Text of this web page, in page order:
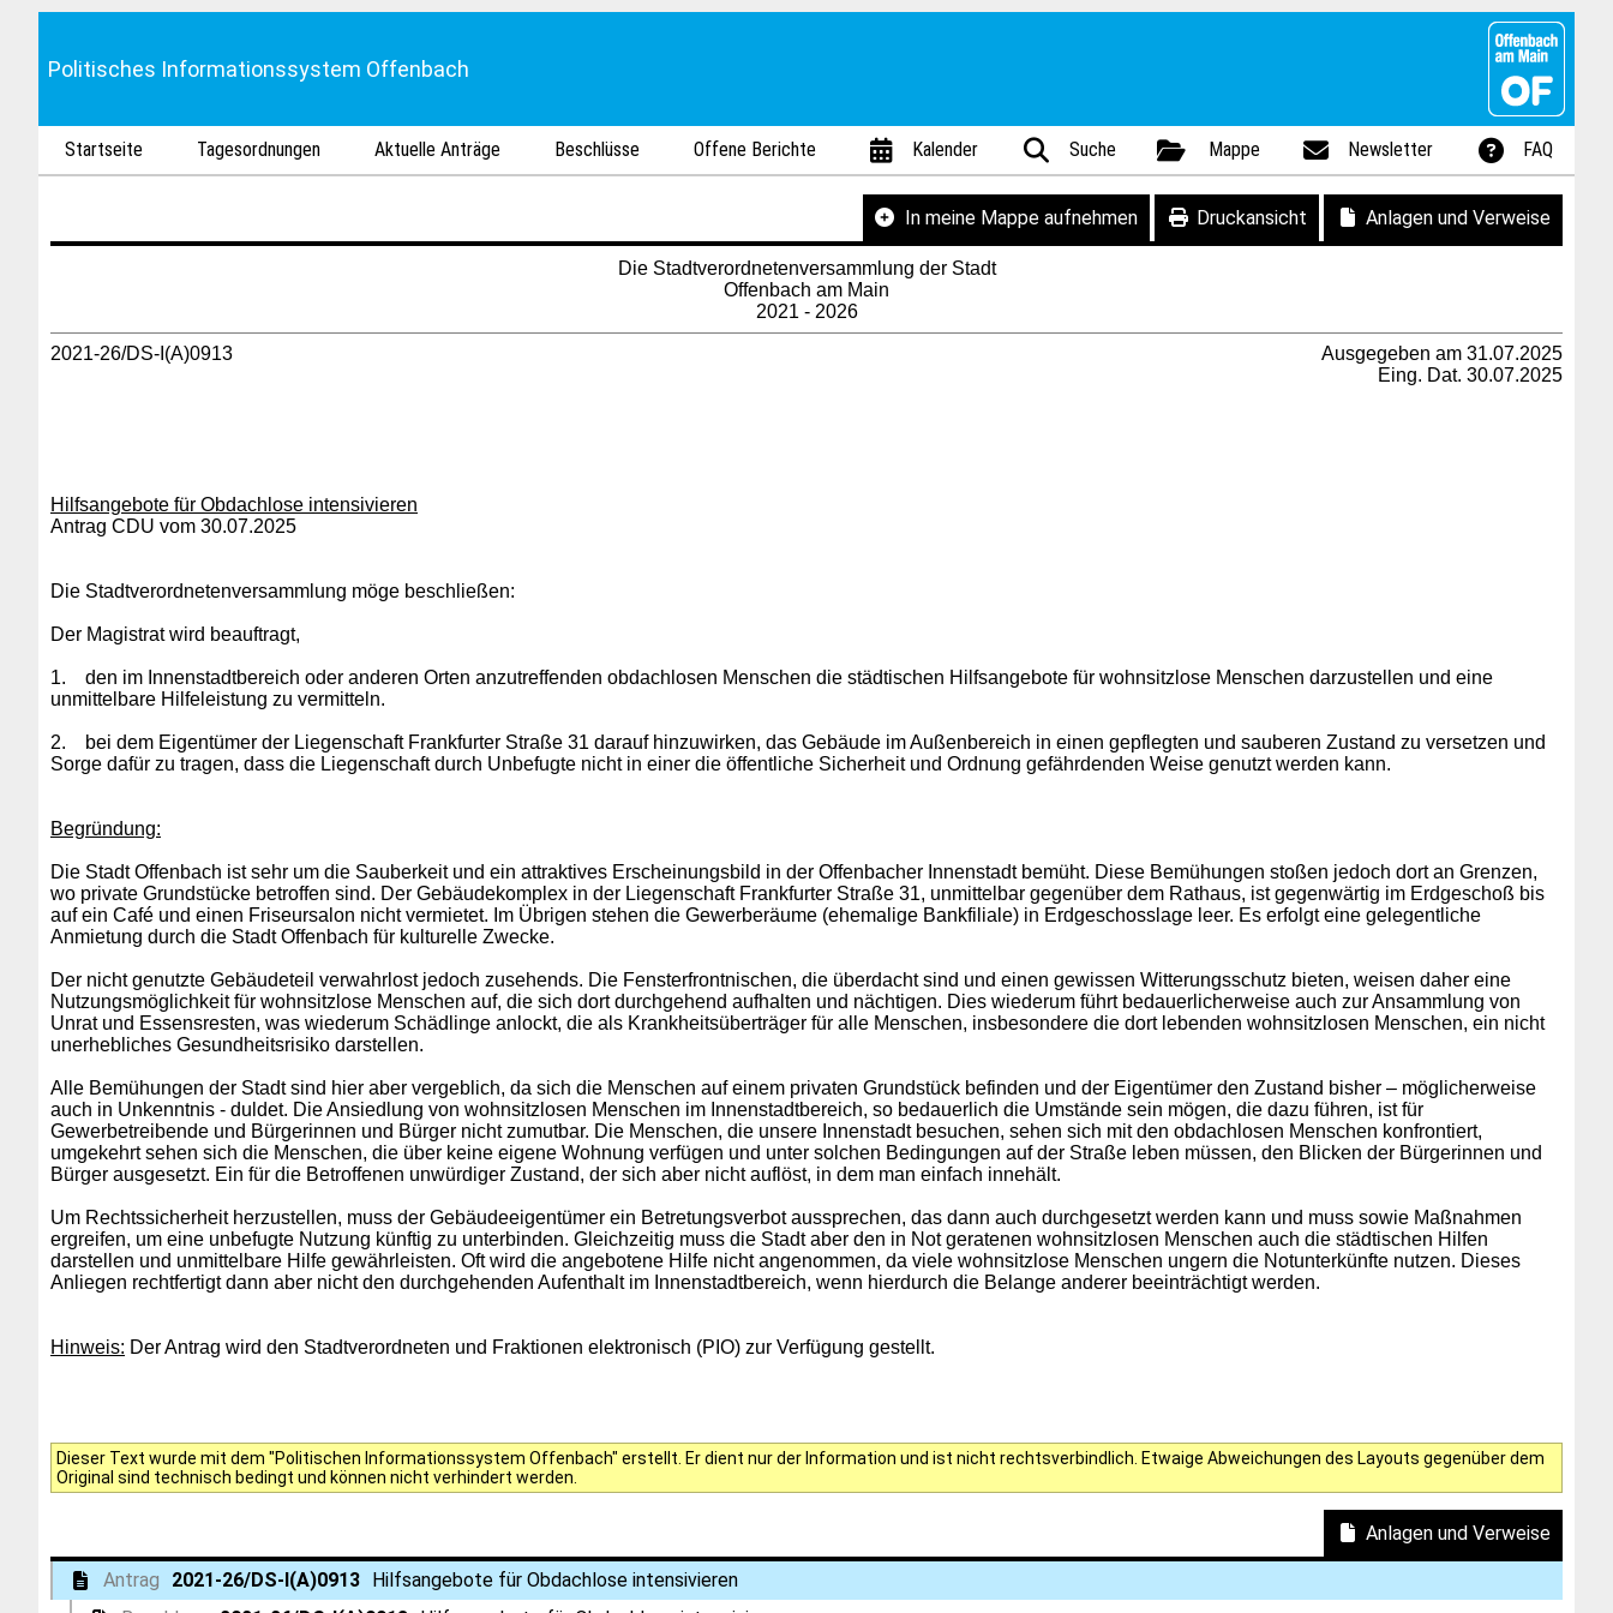
Politisches Informationssystem Offenbach
Startseite Tagesordnungen Aktuelle Anträge Beschlüsse Offene Berichte Kalender Suche Mappe Newsletter FAQ
In meine Mappe aufnehmen Druckansicht Anlagen und Verweise
Die Stadtverordnetenversammlung der Stadt
Offenbach am Main
2021 - 2026
2021-26/DS-I(A)0913
Ausgegeben am 31.07.2025
Eing. Dat. 30.07.2025
Hilfsangebote für Obdachlose intensivieren
Antrag CDU vom 30.07.2025
Die Stadtverordnetenversammlung möge beschließen:
Der Magistrat wird beauftragt,
1.
den im Innenstadtbereich oder anderen Orten anzutreffenden obdachlosen Menschen die städtischen Hilfsangebote für wohnsitzlose Menschen darzustellen und eine
unmittelbare Hilfeleistung zu vermitteln.
2.
bei dem Eigentümer der Liegenschaft Frankfurter Straße 31 darauf hinzuwirken, das Gebäude im Außenbereich in einen gepflegten und sauberen Zustand zu versetzen und
Sorge dafür zu tragen, dass die Liegenschaft durch Unbefugte nicht in einer die öffentliche Sicherheit und Ordnung gefährdenden Weise genutzt werden kann.
Begründung:
Die Stadt Offenbach ist sehr um die Sauberkeit und ein attraktives Erscheinungsbild in der Offenbacher Innenstadt bemüht. Diese Bemühungen stoßen jedoch dort an Grenzen,
wo private Grundstücke betroffen sind. Der Gebäudekomplex in der Liegenschaft Frankfurter Straße 31, unmittelbar gegenüber dem Rathaus, ist gegenwärtig im Erdgeschoß bis
auf ein Café und einen Friseursalon nicht vermietet. Im Übrigen stehen die Gewerberäume (ehemalige Bankfiliale) in Erdgeschosslage leer. Es erfolgt eine gelegentliche
Anmietung durch die Stadt Offenbach für kulturelle Zwecke.
Der nicht genutzte Gebäudeteil verwahrlost jedoch zusehends. Die Fensterfrontnischen, die überdacht sind und einen gewissen Witterungsschutz bieten, weisen daher eine
Nutzungsmöglichkeit für wohnsitzlose Menschen auf, die sich dort durchgehend aufhalten und nächtigen. Dies wiederum führt bedauerlicherweise auch zur Ansammlung von
Unrat und Essensresten, was wiederum Schädlinge anlockt, die als Krankheitsüberträger für alle Menschen, insbesondere die dort lebenden wohnsitzlosen Menschen, ein nicht
unerhebliches Gesundheitsrisiko darstellen.
Alle Bemühungen der Stadt sind hier aber vergeblich, da sich die Menschen auf einem privaten Grundstück befinden und der Eigentümer den Zustand bisher – möglicherweise
auch in Unkenntnis - duldet. Die Ansiedlung von wohnsitzlosen Menschen im Innenstadtbereich, so bedauerlich die Umstände sein mögen, die dazu führen, ist für
Gewerbetreibende und Bürgerinnen und Bürger nicht zumutbar. Die Menschen, die unsere Innenstadt besuchen, sehen sich mit den obdachlosen Menschen konfrontiert,
umgekehrt sehen sich die Menschen, die über keine eigene Wohnung verfügen und unter solchen Bedingungen auf der Straße leben müssen, den Blicken der Bürgerinnen und
Bürger ausgesetzt. Ein für die Betroffenen unwürdiger Zustand, der sich aber nicht auflöst, in dem man einfach innehält.
Um Rechtssicherheit herzustellen, muss der Gebäudeeigentümer ein Betretungsverbot aussprechen, das dann auch durchgesetzt werden kann und muss sowie Maßnahmen
ergreifen, um eine unbefugte Nutzung künftig zu unterbinden. Gleichzeitig muss die Stadt aber den in Not geratenen wohnsitzlosen Menschen auch die städtischen Hilfen
darstellen und unmittelbare Hilfe gewährleisten. Oft wird die angebotene Hilfe nicht angenommen, da viele wohnsitzlose Menschen ungern die Notunterkünfte nutzen. Dieses
Anliegen rechtfertigt dann aber nicht den durchgehenden Aufenthalt im Innenstadtbereich, wenn hierdurch die Belange anderer beeinträchtigt werden.
Hinweis: Der Antrag wird den Stadtverordneten und Fraktionen elektronisch (PIO) zur Verfügung gestellt.
Dieser Text wurde mit dem "Politischen Informationssystem Offenbach" erstellt. Er dient nur der Information und ist nicht rechtsverbindlich. Etwaige Abweichungen des Layouts gegenüber dem
Original sind technisch bedingt und können nicht verhindert werden.
Anlagen und Verweise
Antrag 2021-26/DS-I(A)0913
Hilfsangebote für Obdachlose intensivieren